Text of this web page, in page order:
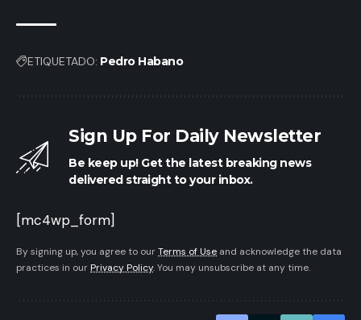
ETIQUETADO: Pedro Habano
Sign Up For Daily Newsletter
Be keep up! Get the latest breaking news
delivered straight to your inbox.
[mc4wp_form]
By signing up, you agree to ourTerms of Use and acknowledge the data
practices in our Privacy Policy. You may unsubscribe at any time.